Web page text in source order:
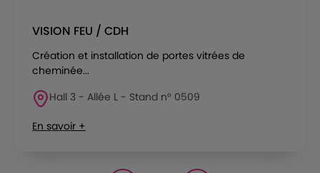
VISION FEU / CDH
Création et installation de portes vitrées de
cheminée...
Hall 3 - Allée L - Stand n° 0509
En savoir +